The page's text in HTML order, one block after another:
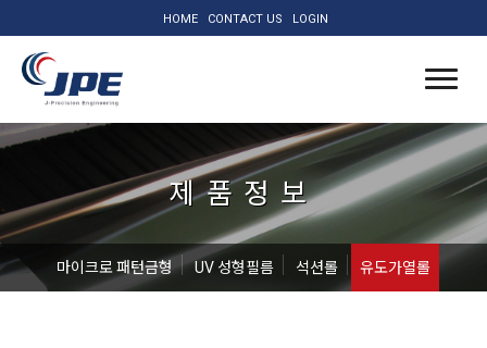
HOME CONTACT US LOGIN
제품정보
마이크로 패턴금형 UV 성형필름 석션롤 유도가열롤